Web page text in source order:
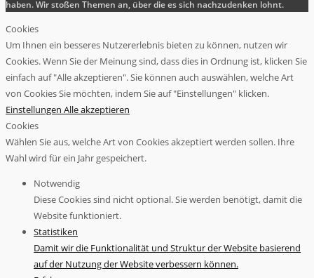
haben. Wir stoßen Themen an, über die es sich nachzudenken lohnt.
Cookies
Um Ihnen ein besseres Nutzererlebnis bieten zu können, nutzen wir
Cookies. Wenn Sie der Meinung sind, dass dies in Ordnung ist, klicken Sie
einfach auf "Alle akzeptieren". Sie können auch auswählen, welche Art
von Cookies Sie möchten, indem Sie auf "Einstellungen" klicken.
Einstellungen Alle akzeptieren
Cookies
Wählen Sie aus, welche Art von Cookies akzeptiert werden sollen. Ihre
Wahl wird für ein Jahr gespeichert.
Notwendig
Diese Cookies sind nicht optional. Sie werden benötigt, damit die
Website funktioniert.
Statistiken
Damit wir die Funktionalität und Struktur der Website basierend
auf der Nutzung der Website verbessern können.